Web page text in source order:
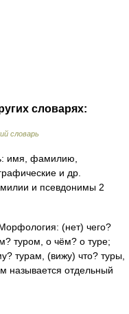
словарях:
словарь
имя, фамилию,
и др.
и псевдонимы 2
(нет) чего?
туром, о чём? о туре;
турам, (вижу) что? туры,
называется отдельный